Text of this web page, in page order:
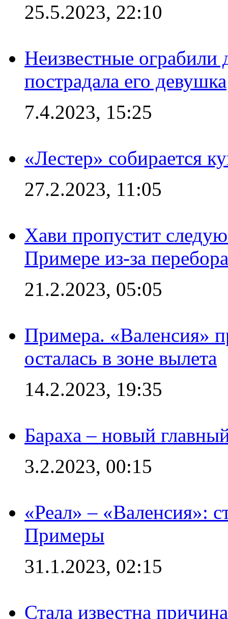
25.5.2023, 22:10
Неизвестные
пострадала его девушка
7.4.2023, 15:25
«Лестер» собирается
27.2.2023, 11:05
Хави пропустит
Примере из-за
21.2.2023, 05:05
Примера. «Валенсия»
осталась в зоне вылета
14.2.2023, 19:35
Бараха – новый
3.2.2023, 00:15
«Реал» – «Валенсия»:
Примеры
31.1.2023, 02:15
Стала известна